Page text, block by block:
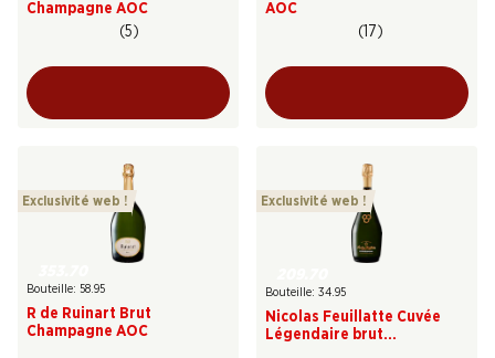
Champagne AOC
(5)
AOC
(17)
Exclusivité web !
Bouteille: 58.95
R de Ruinart Brut
Champagne AOC
Exclusivité web !
Bouteille: 34.95
Nicolas Feuillatte Cuvée
Légendaire brut